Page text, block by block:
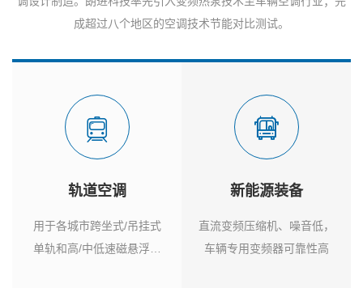
成超过八个地区的空调技术节能对比测试。
轨道空调
用于各城市跨坐式/吊挂式
单轨和高/中低速磁悬浮列
新能源装备
直流变频压缩机、噪音低，
车辆专用变频器可靠性高